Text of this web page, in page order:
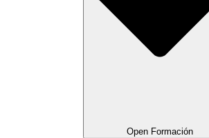
Open Formación